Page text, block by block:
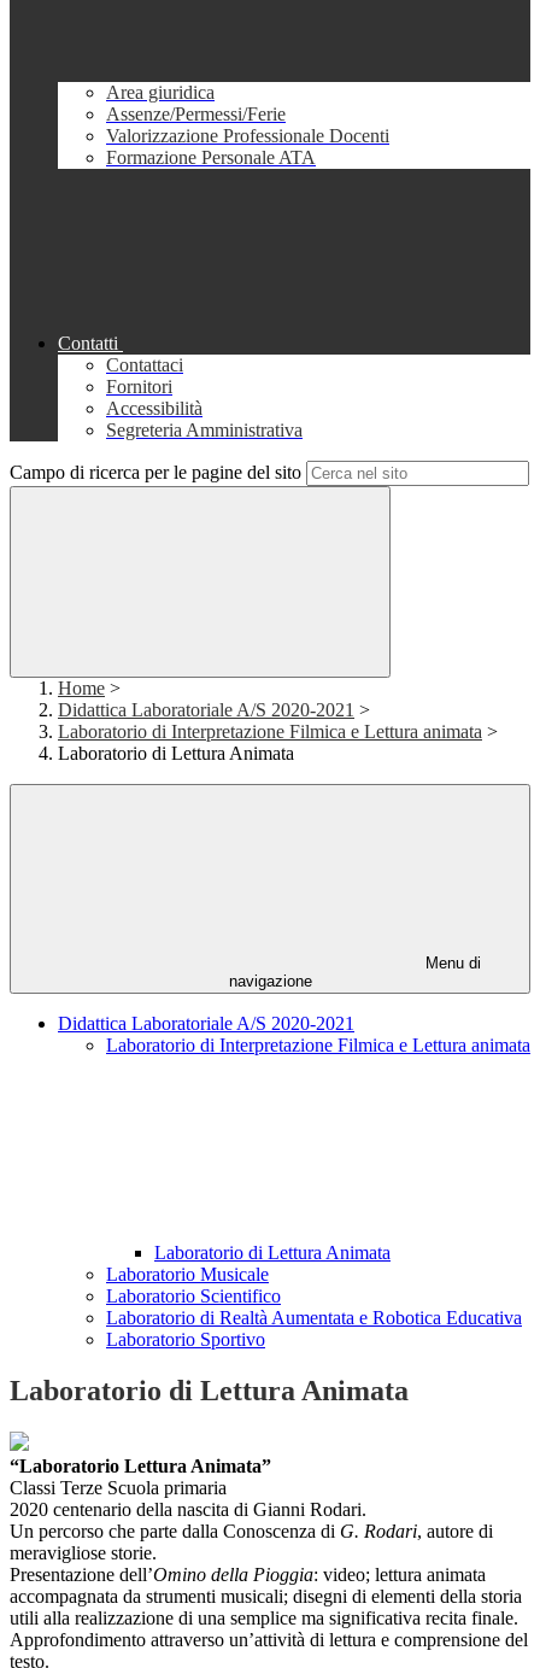
Area giuridica
Assenze/Permessi/Ferie
Valorizzazione Professionale Docenti
Formazione Personale ATA
Contatti
Contattaci
Fornitori
Accessibilità
Segreteria Amministrativa
Campo di ricerca per le pagine del sito
Home >
Didattica Laboratoriale A/S 2020-2021 >
Laboratorio di Interpretazione Filmica e Lettura animata >
Laboratorio di Lettura Animata
Menu di
navigazione
Didattica Laboratoriale A/S 2020-2021
Laboratorio di Interpretazione Filmica e Lettura animata
Laboratorio di Lettura Animata
Laboratorio Musicale
Laboratorio Scientifico
Laboratorio di Realtà Aumentata e Robotica Educativa
Laboratorio Sportivo
Laboratorio di Lettura Animata
“Laboratorio Lettura Animata”
Classi Terze Scuola primaria
2020 centenario della nascita di Gianni Rodari.
Un percorso che parte dalla Conoscenza di G. Rodari, autore di
meravigliose storie.
Presentazione dell’Omino della Pioggia: video; lettura animata
accompagnata da strumenti musicali; disegni di elementi della storia
utili alla realizzazione di una semplice ma significativa recita finale.
Approfondimento attraverso un’attività di lettura e comprensione del
testo.